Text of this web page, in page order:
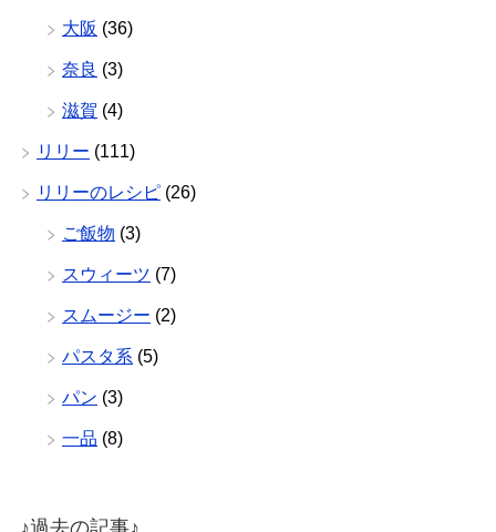
大阪 (36)
奈良 (3)
滋賀 (4)
リリー (111)
リリーのレシピ (26)
ご飯物 (3)
スウィーツ (7)
スムージー (2)
パスタ系 (5)
パン (3)
一品 (8)